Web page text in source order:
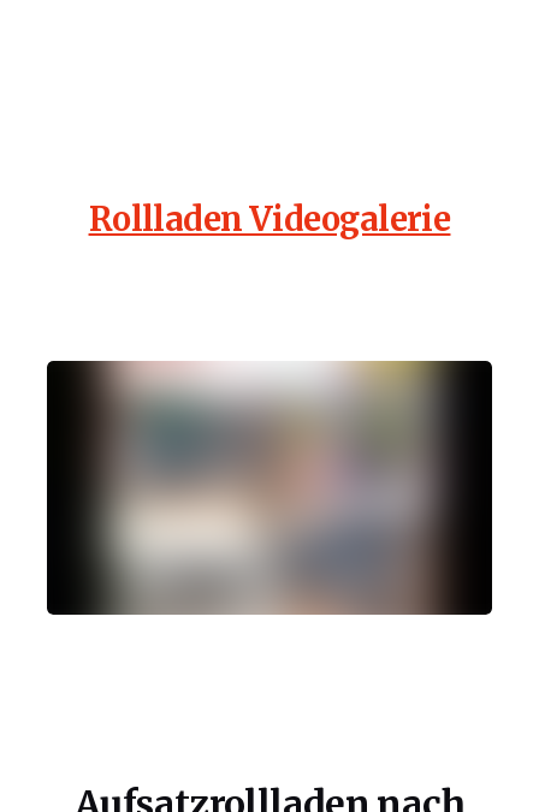
Rollladen Videogalerie